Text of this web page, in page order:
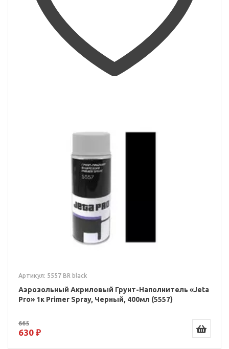
Артикул: 5557 BR black
Аэрозольный Акриловый Грунт-Наполнитель «Jeta
Pro» 1к Primer Spray, Черный, 400мл (5557)
665
630 ₽